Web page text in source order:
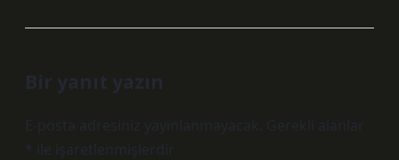
Bir yanıt yazın
E-posta adresiniz yayınlanmayacak. Gerekli alanlar
*
ile işaretlenmişlerdir